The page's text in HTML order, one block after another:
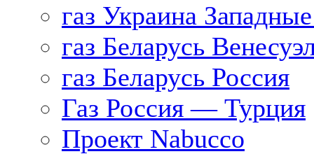
газ Украина
газ Беларусь
газ Беларусь Россия
Газ Россия — Турция
Проект Nabucco